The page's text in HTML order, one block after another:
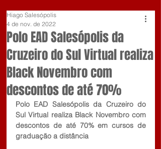
Polo EAD Salesópolis da
Cruzeiro do Sul Virtual realiza
Black Novembro com
descontos de até 70%
Hiago Salesópolis
4 de nov. de 2022
Polo EAD Salesópolis da Cruzeiro do
Sul Virtual realiza Black Novembro com
descontos de até 70% em cursos de
graduação a distância